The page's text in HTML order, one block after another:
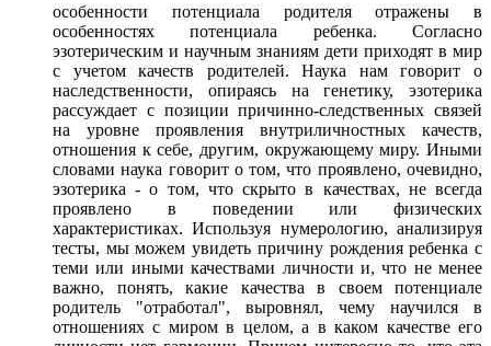
особенности потенциала родителя отражены в
особенностях потенциала ребенка. Согласно
эзотерическим и научным знаниям дети приходят в мир
с учетом качеств родителей. Наука нам говорит о
наследственности, опираясь на генетику, эзотерика
рассуждает с позиции причинно-следственных связей
на уровне проявления внутриличностных качеств,
отношения к себе, другим, окружающему миру. Иными
словами наука говорит о том, что проявлено, очевидно,
эзотерика - о том, что скрыто в качествах, не всегда
проявлено в поведении или физических
характеристиках. Используя нумерологию, анализируя
тесты, мы можем увидеть причину рождения ребенка с
теми или иными качествами личности и, что не менее
важно, понять, какие качества в своем потенциале
родитель "отработал", выровнял, чему научился в
отношениях с миром в целом, а в каком качестве его